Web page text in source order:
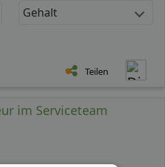
Gehalt
Teilen
im Serviceteam